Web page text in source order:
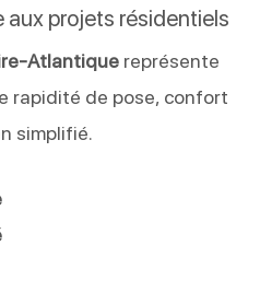
projets résidentiels
Atlantiquereprésente
rapidité de pose, confort
simplifié.